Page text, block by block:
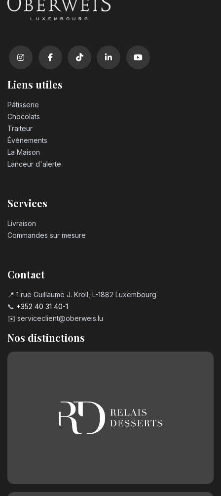
Liens utiles
Pâtisserie
Chocolats
Traiteur
Événements
La Maison
Lanceur d'alerte
Services
Livraison
Commandes sur mesure
Contact
📍 1 rue Guillaume J. Kroll, L-1882 Luxembourg
📞 +352 40 31 40-1
✉️ serviceclient@oberweis.lu
Nos distinctions